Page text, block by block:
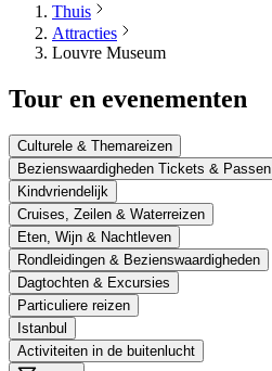
Thuis
Attracties
Louvre Museum
Tour en evenementen
Culturele & Themareizen
Bezienswaardigheden Tickets & Passen
Kindvriendelijk
Cruises, Zeilen & Waterreizen
Eten, Wijn & Nachtleven
Rondleidingen & Bezienswaardigheden
Dagtochten & Excursies
Particuliere reizen
Istanbul
Activiteiten in de buitenlucht